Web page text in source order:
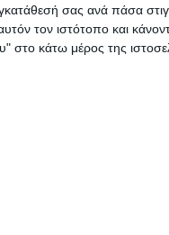
σας ανά πάσα
τον ιστότοπο και
στο κάτω μέρος της
της
η έννοια της